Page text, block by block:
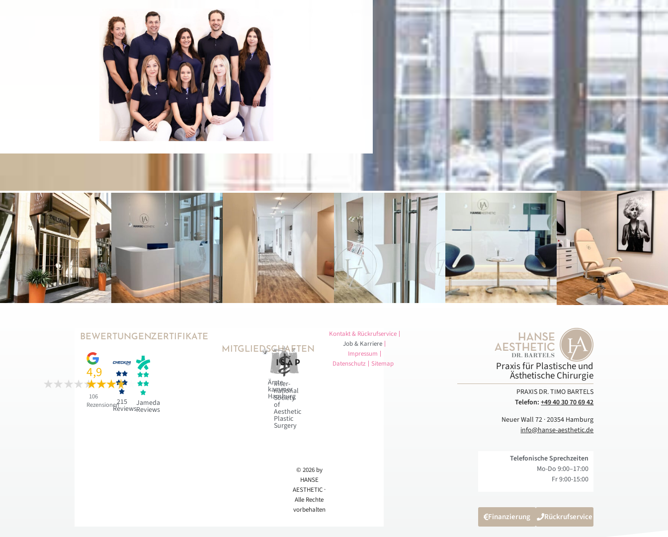
BEWERTUNGEN
4,9
106
Rezensionen



215
Reviews



Jameda
Reviews
ZERTIFIKATE
MITGLIEDSCHAFTEN
Ärzte­
kammer
Hamburg
Inter­
national
Society
of
Aesthetic
Plastic
Surgery
© 2026 by
HANSE
AESTHETIC ·
Alle Rechte
vorbehalten
Kontakt & Rückrufservice
Job & Karriere
Impressum
Datenschutz
Sitemap Praxis für Plastische und
Ästhetische Chirurgie
PRAXIS DR. TIMO BARTELS
Telefon:+49 40 30 70 69 42
Neuer Wall 72 · 20354 Hamburg
info@hanse-aesthetic.de
Telefonische Sprechzeiten
Mo-Do 9:00–17:00
Fr 9:00-15:00
Finanzierung Rückrufservice